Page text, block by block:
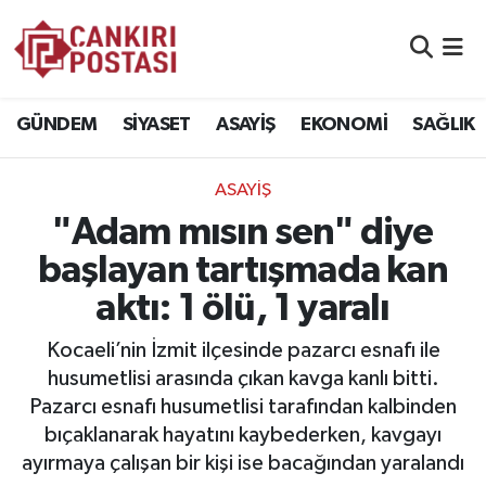
GÜNDEM SİYASET ASAYİŞ EKONOMİ SAĞLIK
ASAYİŞ
"Adam mısın sen" diye
başlayan tartışmada kan
aktı: 1 ölü, 1 yaralı
Kocaeli’nin İzmit ilçesinde pazarcı esnafı ile
husumetlisi arasında çıkan kavga kanlı bitti.
Pazarcı esnafı husumetlisi tarafından kalbinden
bıçaklanarak hayatını kaybederken, kavgayı
ayırmaya çalışan bir kişi ise bacağından yaralandı
EKONOMİ
SAĞLIK
SPOR
EĞİTİM
YAŞAM
Trafik Durumu
Süper Lig Puan Durumu ve Fikstür
Tüm Manşetler
Son Dakika Haberleri
Haber Arşivi